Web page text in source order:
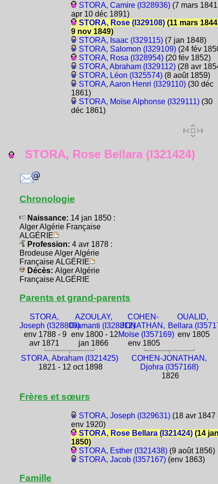
STORA, Camire (I328936)(7 mars
apr 10 déc 1891)
STORA, Rose (I329108)(11 mars
9 nov 1849)
STORA, Isaac (I329115)(7 jan 1848)
STORA, Salomon (I329109)(24 fév
STORA, Rosa (I328954)(20 fév 1852)
STORA, Abraham (I329112)(28 avr
STORA, Léon (I325574)(8 août 1859)
STORA, Aaron Henri (I329110)(30 déc
1861)
STORA, Moïse Alphonse (I329111)(30
déc 1861)
STORA, Rose Bellara (I321424)
Chronologie
Naissance: 14 jan 1850 :
Alger Algérie Française
ALGÉRIE
Profession: 4 avr 1878 :
Brodeuse Alger Algérie
Française ALGÉRIE
Décès: Alger Algérie
Française ALGÉRIE
Parents et grand-parents
STORA,
Joseph (I328809)
env 1788 - 9
avr 1871
AZOULAY,
Diamanti (I328812)
env 1800 - 12
jan 1866
COHEN-
JONATHAN,
Moïse (I357169)
env 1805
OUALID,
Bellara
env 1805
STORA, Abraham (I321425)
1821 - 12 oct 1898
COHEN-JONATHAN,
Djohra (I357168)
1826
Frères et sœurs
STORA, Joseph (I329631)(18 avr 1847
env 1920)
STORA, Rose Bellara (I321424)(14
1850)
STORA, Esther (I321438)(9 août 1856)
STORA, Jacob (I357167)(env 1863)
Famille